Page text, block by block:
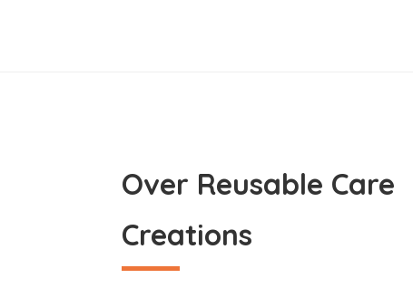
Over Reusable Care
Creations